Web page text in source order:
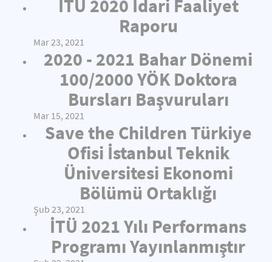
İTÜ 2020 İdari Faaliyet
Raporu
Mar 23, 2021
2020 - 2021 Bahar Dönemi
100/2000 YÖK Doktora
Bursları Başvuruları
Mar 15, 2021
Save the Children Türkiye
Ofisi İstanbul Teknik
Üniversitesi Ekonomi
Bölümü Ortaklığı
Şub 23, 2021
İTÜ 2021 Yılı Performans
Programı Yayınlanmıştır